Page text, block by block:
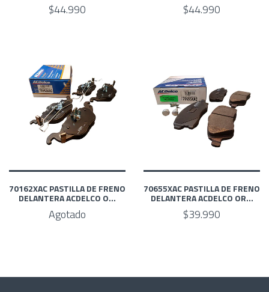
$44.990 $44.990
70162XAC PASTILLA DE FRENO
DELANTERA ACDELCO O...
Agotado
70655XAC PASTILLA DE FRENO
DELANTERA ACDELCO OR...
$39.990